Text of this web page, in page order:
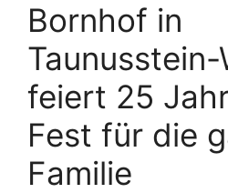
Bornhof in
Taunusstein-
feiert 25
Fest für die
Familie